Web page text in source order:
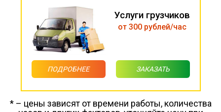
Услуги грузчиков
от 300 рублей/час
ПОДРОБНЕЕ ЗАКАЗАТЬ
* – цены зависят от времени работы, количества